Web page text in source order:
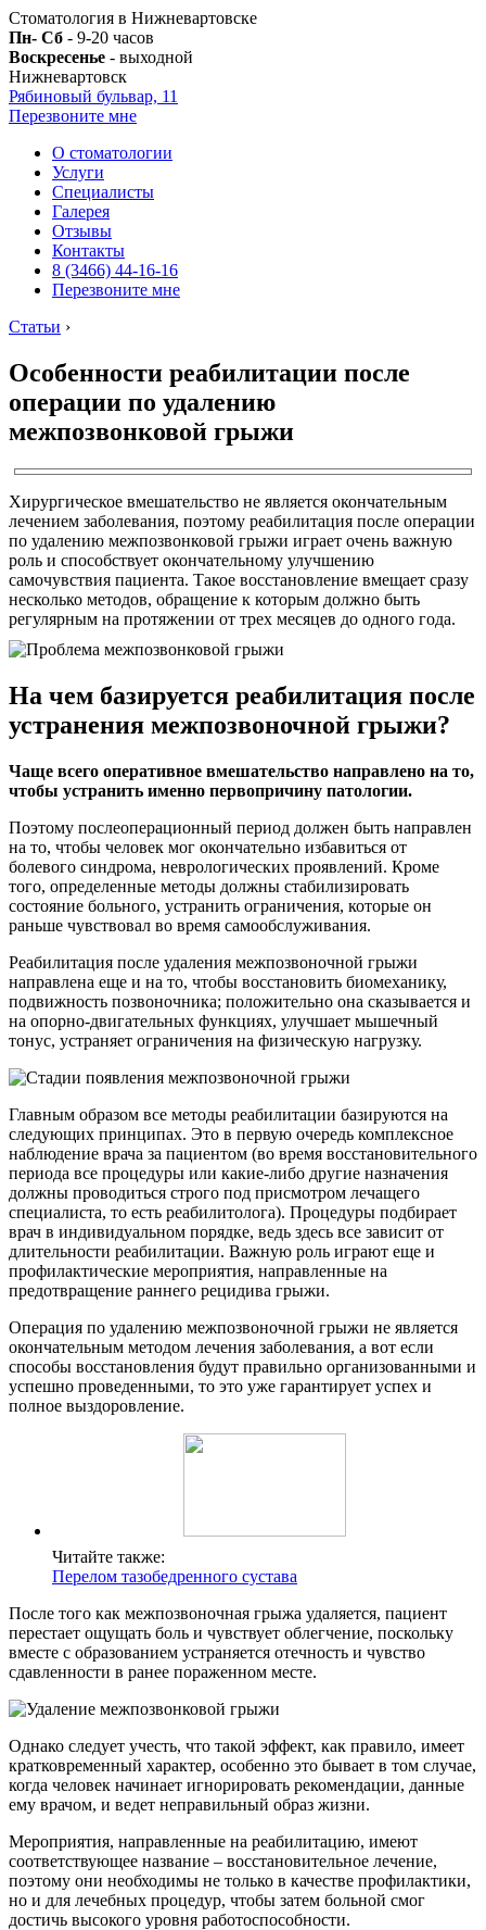
Стоматология в Нижневартовске
Пн- Сб - 9-20 часов
Воскресенье - выходной
Нижневартовск
Рябиновый бульвар, 11
Перезвоните мне
О стоматологии
Услуги
Специалисты
Галерея
Отзывы
Контакты
8 (3466) 44-16-16
Перезвоните мне
Статьи ›
Особенности реабилитации после
операции по удалению
межпозвонковой грыжи
Хирургическое вмешательство не является окончательным
лечением заболевания, поэтому реабилитация после операции
по удалению межпозвонковой грыжи играет очень важную
роль и способствует окончательному улучшению
самочувствия пациента. Такое восстановление вмещает сразу
несколько методов, обращение к которым должно быть
регулярным на протяжении от трех месяцев до одного года.
На чем базируется реабилитация после
устранения межпозвоночной грыжи?
Чаще всего оперативное вмешательство направлено на то,
чтобы устранить именно первопричину патологии.
Поэтому послеоперационный период должен быть направлен
на то, чтобы человек мог окончательно избавиться от
болевого синдрома, неврологических проявлений. Кроме
того, определенные методы должны стабилизировать
состояние больного, устранить ограничения, которые он
раньше чувствовал во время самообслуживания.
Реабилитация после удаления межпозвоночной грыжи
направлена еще и на то, чтобы восстановить биомеханику,
подвижность позвоночника; положительно она сказывается и
на опорно-двигательных функциях, улучшает мышечный
тонус, устраняет ограничения на физическую нагрузку.
Главным образом все методы реабилитации базируются на
следующих принципах. Это в первую очередь комплексное
наблюдение врача за пациентом (во время восстановительного
периода все процедуры или какие-либо другие назначения
должны проводиться строго под присмотром лечащего
специалиста, то есть реабилитолога). Процедуры подбирает
врач в индивидуальном порядке, ведь здесь все зависит от
длительности реабилитации. Важную роль играют еще и
профилактические мероприятия, направленные на
предотвращение раннего рецидива грыжи.
Операция по удалению межпозвоночной грыжи не является
окончательным методом лечения заболевания, а вот если
способы восстановления будут правильно организованными и
успешно проведенными, то это уже гарантирует успех и
полное выздоровление.
Читайте также:
Перелом тазобедренного сустава
После того как межпозвоночная грыжа удаляется, пациент
перестает ощущать боль и чувствует облегчение, поскольку
вместе с образованием устраняется отечность и чувство
сдавленности в ранее пораженном месте.
Однако следует учесть, что такой эффект, как правило, имеет
кратковременный характер, особенно это бывает в том случае,
когда человек начинает игнорировать рекомендации, данные
ему врачом, и ведет неправильный образ жизни.
Мероприятия, направленные на реабилитацию, имеют
соответствующее название – восстановительное лечение,
поэтому они необходимы не только в качестве профилактики,
но и для лечебных процедур, чтобы затем больной смог
достичь высокого уровня работоспособности.